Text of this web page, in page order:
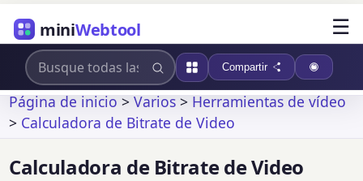
miniWebtool ☰
Compartir
Página de inicio>Varios>Herramientas de vídeo
> Calculadora de Bitrate de Video
Calculadora de Bitrate de Video